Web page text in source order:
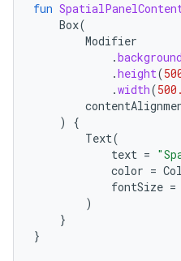
fun
Box(
Modifier
.background
.height(
.width(500.
)
{
Text(
text =
color =
fontSize =
)
}
}